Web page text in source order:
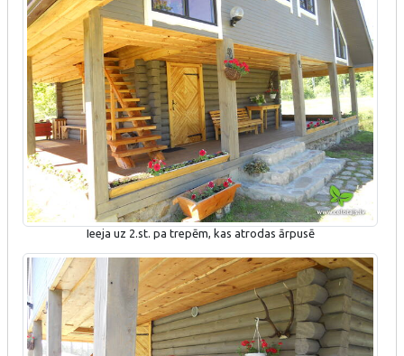
Ieeja uz 2.st. pa trepēm, kas atrodas ārpusē